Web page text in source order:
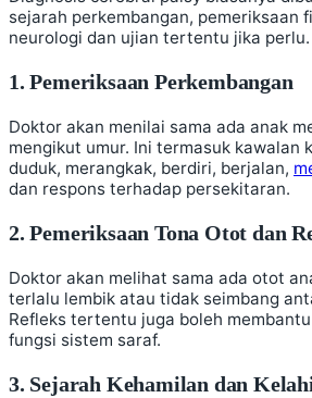
sejarah perkembangan, pemeriksaan
neurologi dan ujian tertentu jika perlu.
1. Pemeriksaan Perkembangan
Doktor akan menilai sama ada anak
mengikut umur. Ini termasuk kawalan
duduk, merangkak, berdiri, berjalan,
dan respons terhadap persekitaran.
2. Pemeriksaan Tona Otot dan
Doktor akan melihat sama ada otot
terlalu lembik atau tidak seimbang
Refleks tertentu juga boleh
fungsi sistem saraf.
3. Sejarah Kehamilan dan